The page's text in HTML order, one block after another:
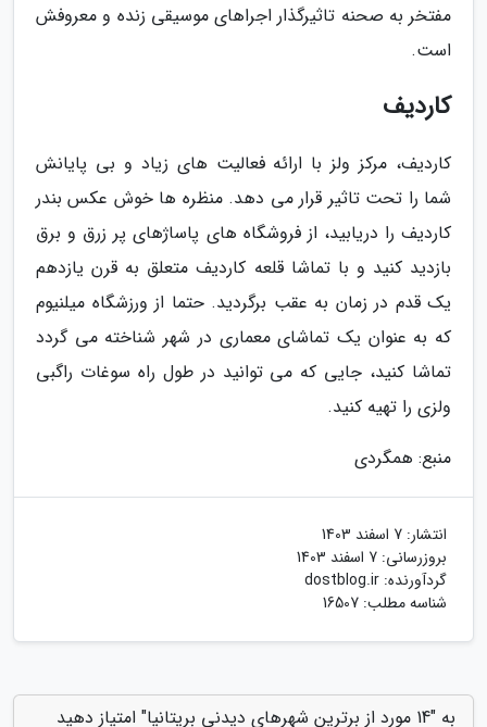
مفتخر به صحنه تاثیرگذار اجراهای موسیقی زنده و معروفش
است.
کاردیف
کاردیف، مرکز ولز با ارائه فعالیت های زیاد و بی پایانش
شما را تحت تاثیر قرار می دهد. منظره ها خوش عکس بندر
کاردیف را دریابید، از فروشگاه های پاساژهای پر زرق و برق
بازدید کنید و با تماشا قلعه کاردیف متعلق به قرن یازدهم
یک قدم در زمان به عقب برگردید. حتما از ورزشگاه میلنیوم
که به عنوان یک تماشای معماری در شهر شناخته می گردد
تماشا کنید، جایی که می توانید در طول راه سوغات راگبی
ولزی را تهیه کنید.
منبع: همگردی
انتشار: 7 اسفند 1403
بروزرسانی: 7 اسفند 1403
گردآورنده: dostblog.ir
شناسه مطلب: 16507
به "14 مورد از برترین شهرهای دیدنی بریتانیا" امتیاز دهید